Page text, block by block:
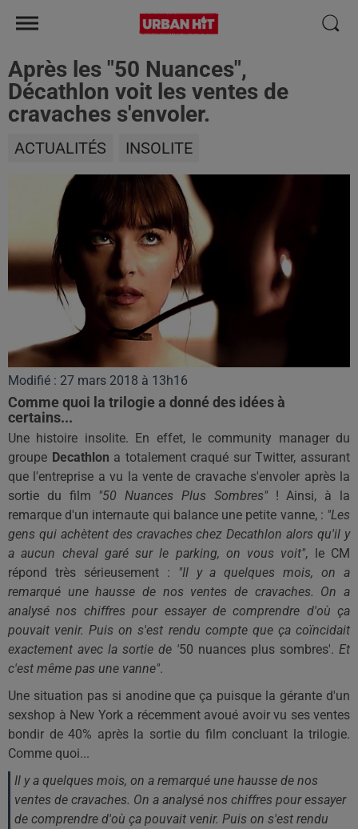
Après les "50 Nuances",
Décathlon voit les ventes de
cravaches s'envoler.
ACTUALITÉS INSOLITE
Modifié : 27 mars 2018 à 13h16
Comme quoi la trilogie a donné des idées à
certains...
Une histoire insolite. En effet, le community manager du
groupe Decathlon a totalement craqué sur Twitter, assurant
que l'entreprise a vu la vente de cravache s'envoler après la
sortie du film "50 Nuances Plus Sombres"!Ainsi, à la
remarque d'un internaute qui balance une petite vanne, : "Les
gens qui achètent des cravaches chez Decathlon alors qu'il y
a aucun cheval garé sur le parking, on vous voit", le CM
répond très sérieusement : "Il y a quelques mois, on a
remarqué une hausse de nos ventes de cravaches. On a
analysé nos chiffres pour essayer de comprendre d'où ça
pouvait venir. Puis on s'est rendu compte que ça coïncidait
exactement avec la sortie de '50 nuances plus sombres'. Et
c'est même pas une vanne".
Une situation pas si anodine que ça puisque la gérante d'un
sexshop à New York a récemment avoué avoir vu ses ventes
bondir de 40% après la sortie du film concluant la trilogie.
Comme quoi...
Il y a quelques mois, on a remarqué une hausse de nos
ventes de cravaches. On a analysé nos chiffres pour essayer
de comprendre d'où ça pouvait venir. Puis on s'est rendu